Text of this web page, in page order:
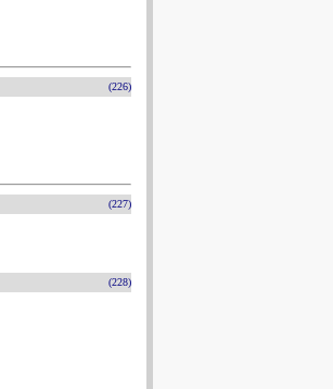
(226)
(227)
(228)